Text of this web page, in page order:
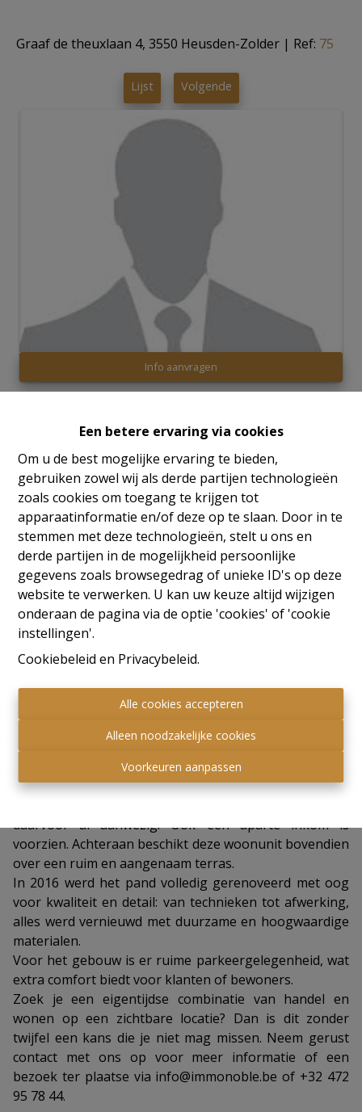
Een betere ervaring via cookies
Om u de best mogelijke ervaring te bieden,
gebruiken zowel wij als derde partijen technologieën
zoals cookies om toegang te krijgen tot
apparaatinformatie en/of deze op te slaan. Door in te
stemmen met deze technologieën, stelt u ons en
derde partijen in de mogelijkheid persoonlijke
gegevens zoals browsegedrag of unieke ID's op deze
website te verwerken. U kan uw keuze altijd wijzigen
onderaan de pagina via de optie 'cookies' of 'cookie
instellingen'.
Cookiebeleid en Privacybeleid.
Alle cookies accepteren
Alleen noodzakelijke cookies
Voorkeuren aanpassen
Graaf de theuxlaan 4, 3550 Heusden-Zolder | Ref: 75
Lijst Volgende
Info aanvragen
344 m² 537 m²
Op een strategische locatie aan het rondpunt van
“Suskaberg”, een belangrijke verbindingsas tussen
Heusden, Beringen, Lummen en Hasselt, bevindt zich
dit instapklare handelspand met diverse
gebruiksmogelijkheden.
Dankzij de grote raampartijen aan de voorzijde geniet
het pand van een uitstekende visibiliteit, ideaal voor
commerciële doeleinden. Het handelspand is
momenteel volledig ingericht als showroom met
bureaus, verspreid over het gelijkvloers en de
verdiepingen daarboven. Op het gelijkvloers bevinden
zich bovendien een aparte keuken en afzonderlijke
toiletten, wat het geheel functioneel en direct
inzetbaar maakt voor professioneel gebruik.
Belangrijk om te weten: er is reeds een vergunning
verleend om de bovenverdiepingen om te vormen tot
daarvoor al aanwezig. Ook een aparte inkom is
voorzien. Achteraan beschikt deze woonunit bovendien
over een ruim en aangenaam terras.
In 2016 werd het pand volledig gerenoveerd met oog
voor kwaliteit en detail: van technieken tot afwerking,
alles werd vernieuwd met duurzame en hoogwaardige
materialen.
Voor het gebouw is er ruime parkeergelegenheid, wat
extra comfort biedt voor klanten of bewoners.
Zoek je een eigentijdse combinatie van handel en
wonen op een zichtbare locatie? Dan is dit zonder
twijfel een kans die je niet mag missen. Neem gerust
contact met ons op voor meer informatie of een
bezoek ter plaatse via info@immonoble.be of +32 472
95 78 44.